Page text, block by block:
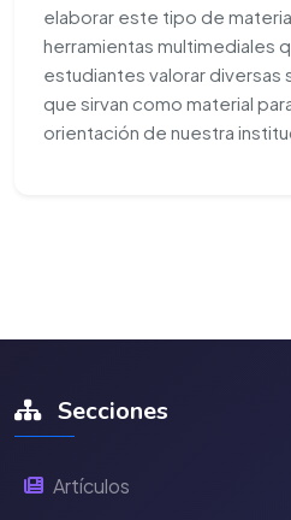
elaborar este tipo de
herramientas multimediales
estudiantes valorar diversas
que sirvan como material
orientación de nuestra
Secciones
Artículos